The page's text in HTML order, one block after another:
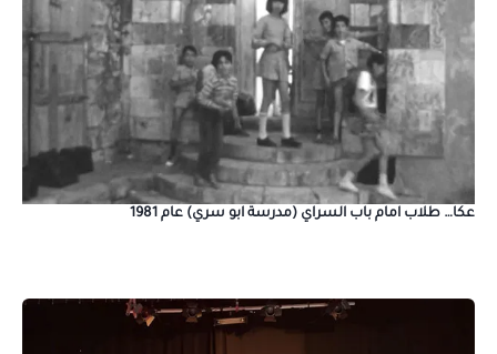
عكا… طلاب امام باب السراي (مدرسة ابو سري) عام 1981